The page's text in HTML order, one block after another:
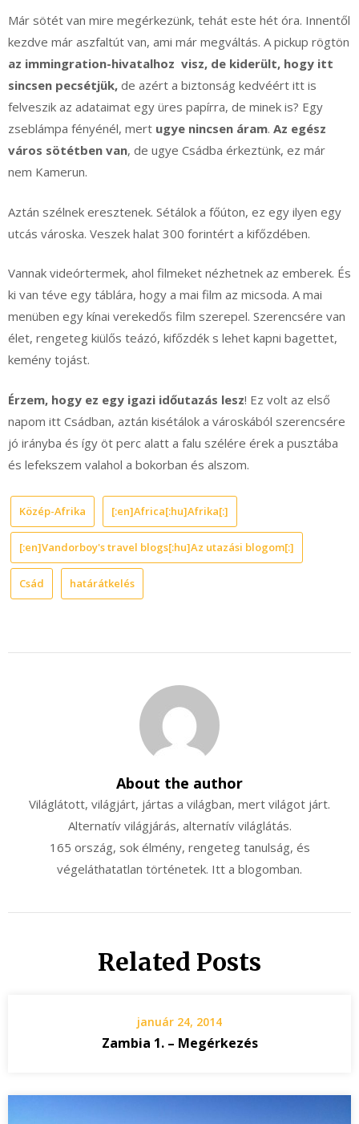
Már sötét van mire megérkezünk, tehát este hét óra. Innentől
kezdve már aszfaltút van, ami már megváltás. A pickup rögtön
az immingration-hivatalhoz visz, de kiderült, hogy itt
sincsen pecsétjük, de azért a biztonság kedvéért itt is
felveszik az adataimat egy üres papírra, de minek is? Egy
zseblámpa fényénél, mert ugye nincsen áram. Az egész
város sötétben van, de ugye Csádba érkeztünk, ez már
nem Kamerun.
Aztán szélnek eresztenek. Sétálok a főúton, ez egy ilyen egy
utcás városka. Veszek halat 300 forintért a kifőzdében.
Vannak videórtermek, ahol filmeket nézhetnek az emberek. És
ki van téve egy táblára, hogy a mai film az micsoda. A mai
menüben egy kínai verekedős film szerepel. Szerencsére van
élet, rengeteg kiülős teázó, kifőzdék s lehet kapni bagettet,
kemény tojást.
Érzem, hogy ez egy igazi időutazás lesz! Ez volt az első
napom itt Csádban, aztán kisétálok a városkából szerencsére
jó irányba és így öt perc alatt a falu szélére érek a pusztába
és lefekszem valahol a bokorban és alszom.
Közép-Afrika [:en]Africa[:hu]Afrika[:]
[:en]Vandorboy's travel blogs[:hu]Az utazási blogom[:]
Csád határátkelés
About the author
Világlátott, világjárt, jártas a világban, mert világot járt.
Alternatív világjárás, alternatív világlátás.
165 ország, sok élmény, rengeteg tanulság, és
végeláthatatlan történetek. Itt a blogomban.
Related Posts
január 24, 2014
Zambia 1. – Megérkezés